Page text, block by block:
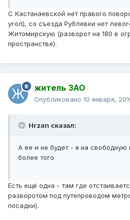
С Кастанаевской нет правого
угол), со съезда Рублевки нет
Житомирскую (разворот на 180 в
пространстве).
житель ЗАО
Опубликовано 10 января,
Hrzan сказал:
А ее и не будет - я на свободную
более того
Есть ещё одна - там где
разворотом под путепроводом
посадки).